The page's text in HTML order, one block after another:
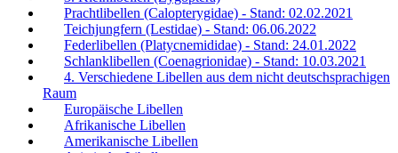
Prachtlibellen (Calopterygidae) - Stand: 02.02.2021
Teichjungfern (Lestidae) - Stand: 06.06.2022
Federlibellen (Platycnemididae) - Stand: 24.01.2022
Schlanklibellen (Coenagrionidae) - Stand: 10.03.2021
4. Verschiedene Libellen aus dem nicht deutschsprachigen
Raum
Europäische Libellen
Afrikanische Libellen
Amerikanische Libellen